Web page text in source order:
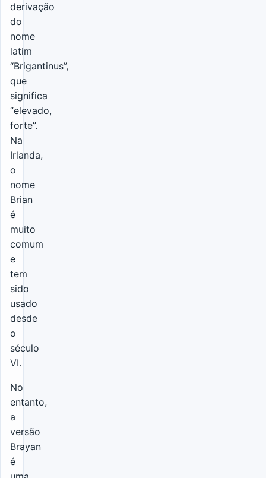
derivação
do
nome
latim
“Brigantinus”,
que
significa
“elevado,
forte”.
Na
Irlanda,
o
nome
Brian
é
muito
comum
e
tem
sido
usado
desde
o
século
VI.
No
entanto,
a
versão
Brayan
é